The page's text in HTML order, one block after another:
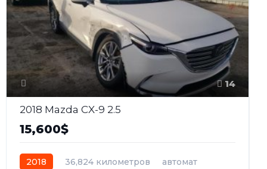
14
2018 Mazda CX-9 2.5
15,600$
2018 36,824 километров
автомат